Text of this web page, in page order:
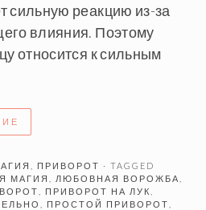
сильную реакцию из-за
влияния. Поэтому
относится к сильным
ПРИВОРОТ · TAGGED
МАГИЯ ЛЮБОВНАЯ ВОРОЖБА
ПРИВОРОТ НА ЛУК
ПРОСТОЙ ПРИВОРОТ